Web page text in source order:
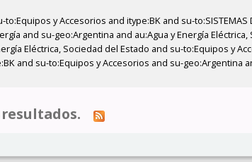
y Accesorios and itype:BK and su-to:SISTEMAS
and su-geo:Argentina and au:Agua y Energía
Eléctrica, Sociedad del Estado and su-to:Equipos y
and su-to:Equipos y Accesorios and su-geo:Argentina